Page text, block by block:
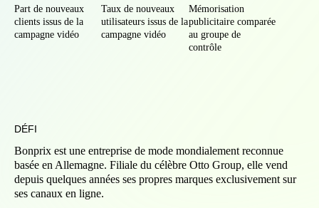
Part de nouveaux
clients issus de la
campagne vidéo
Taux de nouveaux
utilisateurs issus de la
campagne vidéo
Mémorisation
publicitaire comparée
au groupe de
contrôle
DÉFI
Bonprix est une entreprise de mode mondialement reconnue
basée en Allemagne. Filiale du célèbre Otto Group, elle vend
depuis quelques années ses propres marques exclusivement sur
ses canaux en ligne.